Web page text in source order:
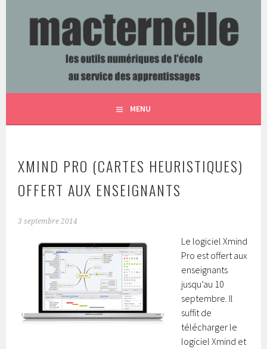
MACTERNELLE
LES OUTILS NUMÉRIQUES DE L'ÉCOLE AU SERVICE DES
MENU
XMIND PRO (CARTES HEURISTIQUES)
OFFERT AUX ENSEIGNANTS
3 septembre 2014
Le logiciel Xmind
Pro est offert aux
enseignants
jusqu’au 10
septembre. Il
suffit de
télécharger le
logiciel Xmind et